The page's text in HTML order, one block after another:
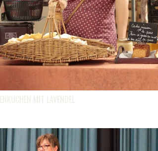
MIT LAVENDEL